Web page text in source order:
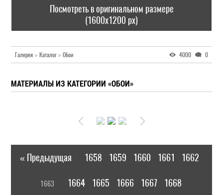
Посмотреть в оригинальном размере
(1600x1200 px)
Галерея » Каталог» Обои 4000 0
МАТЕРИАЛЫ ИЗ КАТЕГОРИИ «ОБОИ»
« Предыдущая 1658 1659 1660 1661 1662
1663 1664 1665 1666 1667 1668